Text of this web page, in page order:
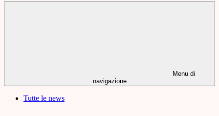
Menu di
navigazione
Tutte le news